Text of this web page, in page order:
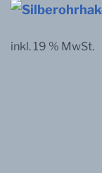
inkl. 19 % MwSt.